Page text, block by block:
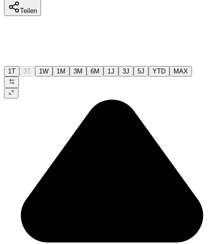
Teilen
1T 3T 1W 1M 3M 6M 1J 3J 5J YTD MAX